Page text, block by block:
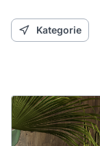
Kategorie